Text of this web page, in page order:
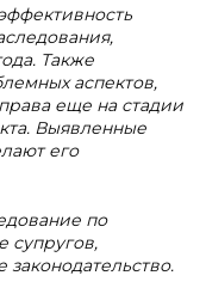
Также
аспектов,
еще на стадии
Выявленные
его
по
супругов,